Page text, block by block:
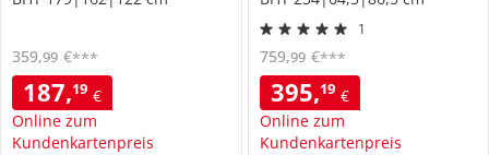
187,19 €
Online zum
Kundenkartenpreis
359,99 €***
1
395,19 €
Online zum
Kundenkartenpreis
759,99 €***